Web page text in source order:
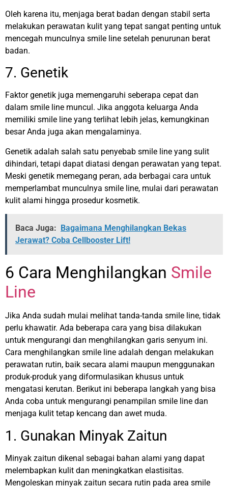
Oleh karena itu, menjaga berat badan dengan stabil serta
melakukan perawatan kulit yang tepat sangat penting untuk
mencegah munculnya smile line setelah penurunan berat
badan.
7. Genetik
Faktor genetik juga memengaruhi seberapa cepat dan
dalam smile line muncul. Jika anggota keluarga Anda
memiliki smile line yang terlihat lebih jelas, kemungkinan
besar Anda juga akan mengalaminya.
Genetik adalah salah satu penyebab smile line yang sulit
dihindari, tetapi dapat diatasi dengan perawatan yang tepat.
Meski genetik memegang peran, ada berbagai cara untuk
memperlambat munculnya smile line, mulai dari perawatan
kulit alami hingga prosedur kosmetik.
Baca Juga: Bagaimana Menghilangkan Bekas
Jerawat? Coba Cellbooster Lift!
6 Cara Menghilangkan Smile
Line
Jika Anda sudah mulai melihat tanda-tanda smile line, tidak
perlu khawatir. Ada beberapa cara yang bisa dilakukan
untuk mengurangi dan menghilangkan garis senyum ini.
Cara menghilangkan smile line adalah dengan melakukan
perawatan rutin, baik secara alami maupun menggunakan
produk-produk yang diformulasikan khusus untuk
mengatasi kerutan. Berikut ini beberapa langkah yang bisa
Anda coba untuk mengurangi penampilan smile line dan
menjaga kulit tetap kencang dan awet muda.
1. Gunakan Minyak Zaitun
Minyak zaitun dikenal sebagai bahan alami yang dapat
melembapkan kulit dan meningkatkan elastisitas.
Mengoleskan minyak zaitun secara rutin pada area smile